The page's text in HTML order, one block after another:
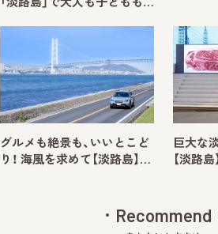
グルメも絶景も、いいとこど
り！ 海風を求めて【淡路島】…
巨大な
【淡路
Recommend